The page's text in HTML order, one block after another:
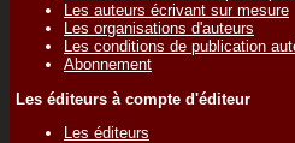
Les auteurs écrivant sur mesure
Les organisations d'auteurs
Les conditions de publication
Abonnement
Les éditeurs à compte d'éditeur
Les éditeurs